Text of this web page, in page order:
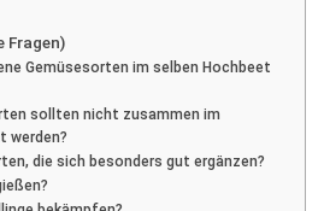
Fragen)
Gemüsesorten im selben Hochbeet
sollten nicht zusammen im
werden?
die sich besonders gut ergänzen?